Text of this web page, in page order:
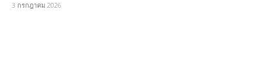
3 กรกฎาคม 2026